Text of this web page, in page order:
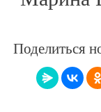
Поделиться